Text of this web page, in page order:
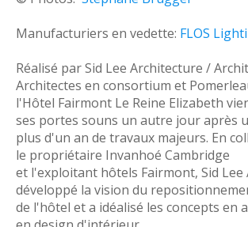
Manufacturiers en vedette: FLOS
Réalisé par Sid Lee Architecture /
Architectes en consortium et
l'Hôtel Fairmont Le Reine Elizabeth
ses portes souns un autre jour après
plus d'un an de travaux majeurs. En
le propriétaire Invanhoé Cambridge
et l'exploitant hôtels Fairmont, Sid Lee
développé la vision du
de l'hôtel et a idéalisé les concepts en